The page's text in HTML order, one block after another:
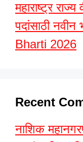
महाराष्ट्र
पदांसाठी
Bharti 2026
Recent
नाशिक